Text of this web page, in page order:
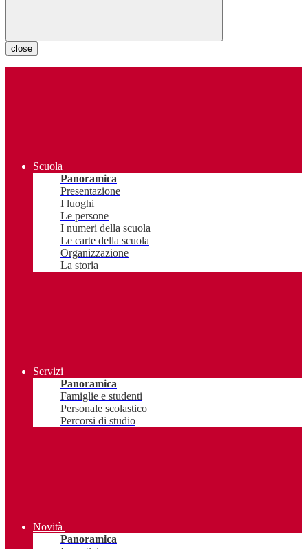
close
Scuola
Panoramica
Presentazione
I luoghi
Le persone
I numeri della scuola
Le carte della scuola
Organizzazione
La storia
Servizi
Panoramica
Famiglie e studenti
Personale scolastico
Percorsi di studio
Novità
Panoramica